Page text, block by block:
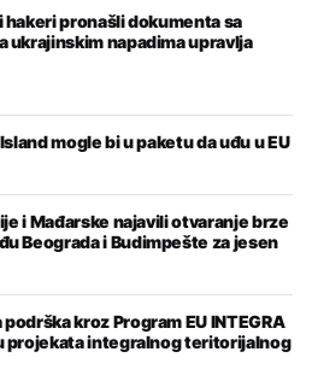
hakeri pronašli dokumenta sa
ukrajinskim napadima upravlja
mogle bi u paketu da uđu u EU
i Mađarske najavili otvaranje brze
Beograda i Budimpešte za jesen
podrška kroz Program EU INTEGRA
projekata integralnog teritorijalnog